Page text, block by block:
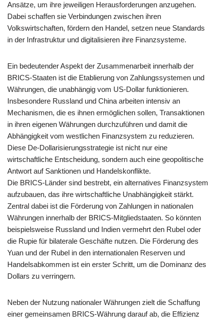
Ansätze, um ihre jeweiligen Herausforderungen anzugehen.
Dabei schaffen sie Verbindungen zwischen ihren
Volkswirtschaften, fördern den Handel, setzen neue Standards
in der Infrastruktur und digitalisieren ihre Finanzsysteme.
Ein bedeutender Aspekt der Zusammenarbeit innerhalb der
BRICS-Staaten ist die Etablierung von Zahlungssystemen und
Währungen, die unabhängig vom US-Dollar funktionieren.
Insbesondere Russland und China arbeiten intensiv an
Mechanismen, die es ihnen ermöglichen sollen, Transaktionen
in ihren eigenen Währungen durchzuführen und damit die
Abhängigkeit vom westlichen Finanzsystem zu reduzieren.
Diese De-Dollarisierungsstrategie ist nicht nur eine
wirtschaftliche Entscheidung, sondern auch eine geopolitische
Antwort auf Sanktionen und Handelskonflikte.
Die BRICS-Länder sind bestrebt, ein alternatives Finanzsystem
aufzubauen, das ihre wirtschaftliche Unabhängigkeit stärkt.
Zentral dabei ist die Förderung von Zahlungen in nationalen
Währungen innerhalb der BRICS-Mitgliedstaaten. So könnten
beispielsweise Russland und Indien vermehrt den Rubel oder
die Rupie für bilaterale Geschäfte nutzen. Die Förderung des
Yuan und der Rubel in den internationalen Reserven und
Handelsabkommen ist ein erster Schritt, um die Dominanz des
Dollars zu verringern.
Neben der Nutzung nationaler Währungen zielt die Schaffung
einer gemeinsamen BRICS-Währung darauf ab, die Effizienz